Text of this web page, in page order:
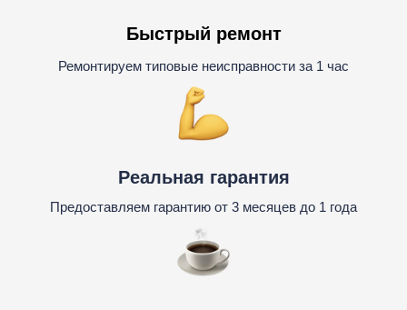
Быстрый ремонт
Ремонтируем типовые неисправности за 1 час
Реальная гарантия
Предоставляем гарантию от 3 месяцев до 1 года